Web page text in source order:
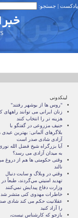
پادکست | جستجو:
لینکدونی
"روس ها از بوشهر رفتند"
زنان ايرانی می توانند راههای
هزينه تر را انتخاب کنند
حنیف مزروعی در گفتگو با
بلاگرهای آلمانی: بهترین
آزادی شادی صدر است
آيا بزرگراه شيخ فضل الله
به ميدان آزادی می رسد؟
وقتی حکومتی ها هم از دروغ
نالند
وقتي در وبلاگ و سايت دنبال
تهديد امنيتي مي‌گردند، طبعاً در
وزارت دفاع پيدايش نمي‌كنند
خاطرات مهدوی كنی متشر شد
عقلانيت حکم می کند شادی
را آزاد کنيد
بازجو که کارشناس نیست،